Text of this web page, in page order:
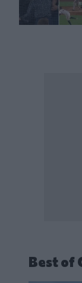
Best of